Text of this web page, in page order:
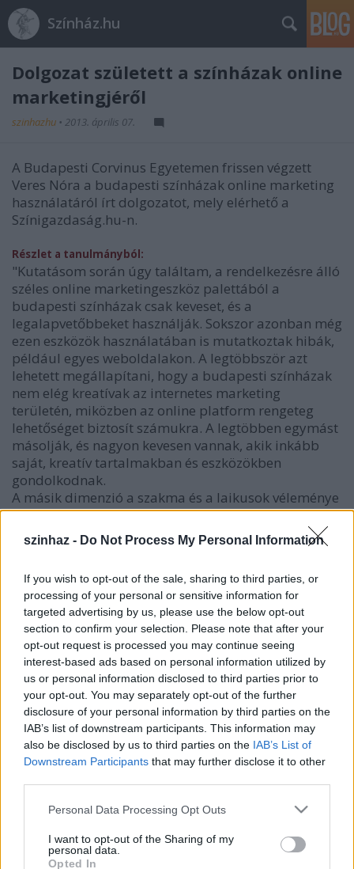
szinhaz - Do Not Process My Personal Information
If you wish to opt-out of the sale, sharing to third parties, or
processing of your personal or sensitive information for
targeted advertising by us, please use the below opt-out
section to confirm your selection. Please note that after your
opt-out request is processed you may continue seeing
interest-based ads based on personal information utilized by
us or personal information disclosed to third parties prior to
your opt-out. You may separately opt-out of the further
disclosure of your personal information by third parties on the
IAB’s list of downstream participants. This information may
also be disclosed by us to third parties on the IAB’s List of
Downstream Participants that may further disclose it to other
Please note that this website/app uses one or more Google
not limited to your visit or usage behaviour. You may click to
grant or deny consent to Google and its third-party tags to
Personal Data Processing Opt Outs
I want to opt-out of the Sharing of my
personal data.
Opted In
Színház.hu
Dolgozat született a színházak online
marketingjéről
szinhazhu • 2013. április 07.
A Budapesti Corvinus Egyetemen frissen végzett
Veres Nóra a budapesti színházak online marketing
használatáról írt dolgozatot, mely elérhető a
Színigazdaság.hu-n.
Részlet a tanulmányból:
"Kutatásom során úgy találtam, a rendelkezésre álló
széles online marketingeszköz palettából a
budapesti színházak csak keveset, és a
legalapvetőbbeket használják. Sokszor azonban még
ezen eszközök használatában is mutatkoztak hibák,
például egyes weboldalakon. A legtöbbször azt
lehetett megállapítani, hogy a budapesti színházak
nem elég kreatívak az internetes marketing
területén, miközben az online platform rengeteg
lehetőséget biztosít számukra. A legtöbben egymást
másolják, és nagyon kevesen vannak, akik inkább
saját, kreatív tartalmakban és eszközökben
gondolkodnak.
A másik dimenzió a szakma és a laikusok véleménye
felől közelítette meg a kutatási kérdésemet.
Kutatásom során felfedeztem, hogy a szakmabeliek
és a laikusok közt véleménykülönbség van egy
szívesen vennék az extra tartalmakat, amelyekhez
csak ők férhetnek hozzá, addig a szakmabeliek
inkább szeretnék mindenkihez eljuttatni a
tartalmakat. A színházak tehát nem ismerik fel az
exkluzív tartalmak iránti nézői igényt.